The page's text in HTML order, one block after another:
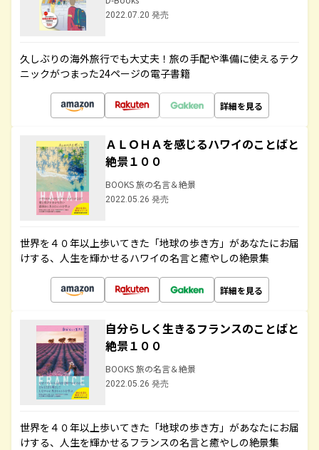
2022.07.20 発売
久しぶりの海外旅行でも大丈夫！旅の手配や準備に使えるテク
ニックがつまった24ページの電子書籍
詳細を見る
ＡＬＯＨＡを感じるハワイのことばと
絶景１００
BOOKS 旅の名言＆絶景
2022.05.26 発売
世界を４０年以上歩いてきた「地球の歩き方」があなたにお届
けする、人生を輝かせるハワイの名言と癒やしの絶景集
詳細を見る
自分らしく生きるフランスのことばと
絶景１００
BOOKS 旅の名言＆絶景
2022.05.26 発売
世界を４０年以上歩いてきた「地球の歩き方」があなたにお届
けする、人生を輝かせるフランスの名言と癒やしの絶景集